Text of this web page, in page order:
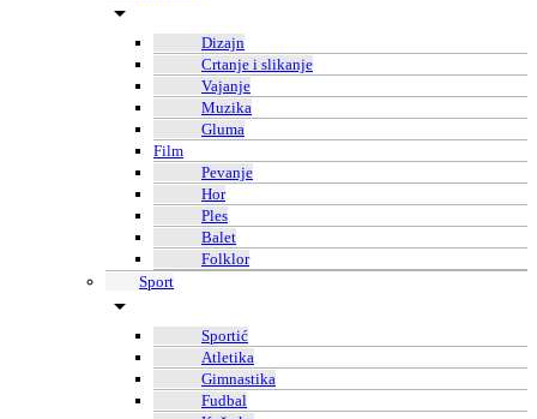
Dizajn
Crtanje i slikanje
Vajanje
Muzika
Gluma
Film
Pevanje
Hor
Ples
Balet
Folklor
Sport
Sportić
Atletika
Gimnastika
Fudbal